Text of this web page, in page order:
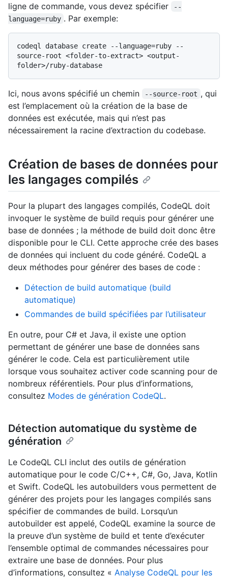
ligne de commande, vous devez spécifier
--
language=ruby . Par exemple:
codeql database create --language=ruby --
source-root <folder-to-extract> <output-
Ici, nous avons spécifié un chemin --source-root , qui
est l’emplacement où la création de la base de
données est exécutée, mais qui n’est pas
nécessairement la racine d’extraction du codebase.
Création de bases de données pour
les langages compilés
Pour la plupart des langages compilés, CodeQL doit
invoquer le système de build requis pour générer une
base de données ; la méthode de build doit donc être
disponible pour le CLI. Cette approche crée des bases
de données qui incluent du code généré. CodeQL a
deux méthodes pour générer des bases de code :
Détection de build automatique (build
automatique)
Commandes de build spécifiées par l’utilisateur
En outre, pour C# et Java, il existe une option
permettant de générer une base de données sans
générer le code. Cela est particulièrement utile
lorsque vous souhaitez activer code scanning pour de
nombreux référentiels. Pour plus d’informations,
consultez Modes de génération CodeQL.
Détection automatique du système de
génération
Le CodeQL CLI inclut des outils de génération
automatique pour le code C/C++, C#, Go, Java, Kotlin
et Swift. CodeQL les autobuilders vous permettent de
générer des projets pour les langages compilés sans
spécifier de commandes de build. Lorsqu’un
autobuilder est appelé, CodeQL examine la source de
la preuve d’un système de build et tente d’exécuter
l’ensemble optimal de commandes nécessaires pour
extraire une base de données. Pour plus
d’informations, consultez « Analyse CodeQL pour les